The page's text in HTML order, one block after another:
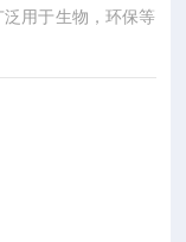
用于生物，环保等